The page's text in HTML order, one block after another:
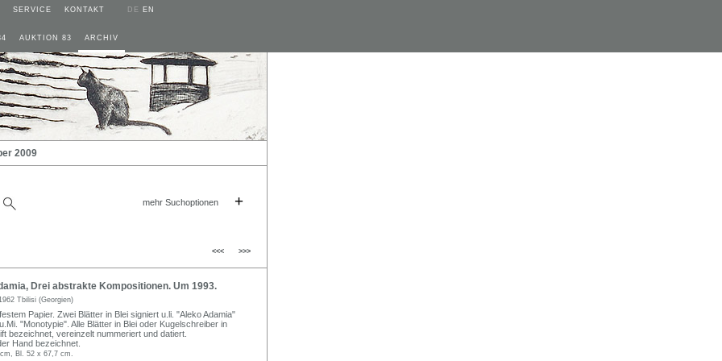
SERVICE KONTAKT DE EN
AUKTION 83 ARCHIV
2009
mehr Suchoptionen +
<<< >>>
Drei abstrakte Kompositionen. Um 1993.
Tbilisi (Georgien)
Papier. Zwei Blätter in Blei signiert u.li. "Aleko Adamia"
"Monotypie". Alle Blätter in Blei oder Kugelschreiber in
bezeichnet, vereinzelt nummeriert und datiert.
Hand bezeichnet.
Bl. 52 x 67,7 cm.